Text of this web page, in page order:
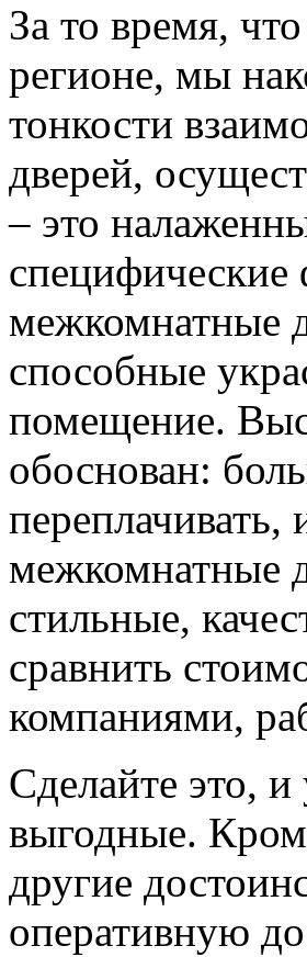
За то время,
регионе, мы
тонкости
дверей,
– это
межкомнатные
способные
помещение.
обоснован:
межкомнатные
стильные,
сравнить
компаниями,
Сделайте это,
выгодные.
другие
оперативную